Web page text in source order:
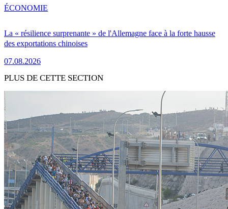
La « résilience surprenante » de l'Allemagne face à la forte hausse
des exportations chinoises
07.08.2026
ÉCONOMIE
PLUS DE CETTE SECTION